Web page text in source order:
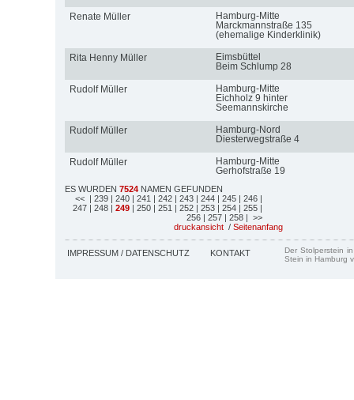
Renate Müller
Hamburg-Mitte
Marckmannstraße 135
(ehemalige Kinderklinik)
Rita Henny Müller
Eimsbüttel
Beim Schlump 28
Rudolf Müller
Hamburg-Mitte
Eichholz 9 hinter
Seemannskirche
Rudolf Müller
Hamburg-Nord
Diesterwegstraße 4
Rudolf Müller
Hamburg-Mitte
Gerhofstraße 19
ES WURDEN 7524 NAMEN GEFUNDEN
<< | 239 | 240 | 241 | 242 | 243 | 244 | 245 | 246 |
247 | 248 | 249 | 250 | 251 | 252 | 253 | 254 | 255 |
256 | 257 | 258 | >>
druckansicht / Seitenanfang
IMPRESSUM / DATENSCHUTZ KONTAKT
Der Stolperstein
Stein in Hamburg